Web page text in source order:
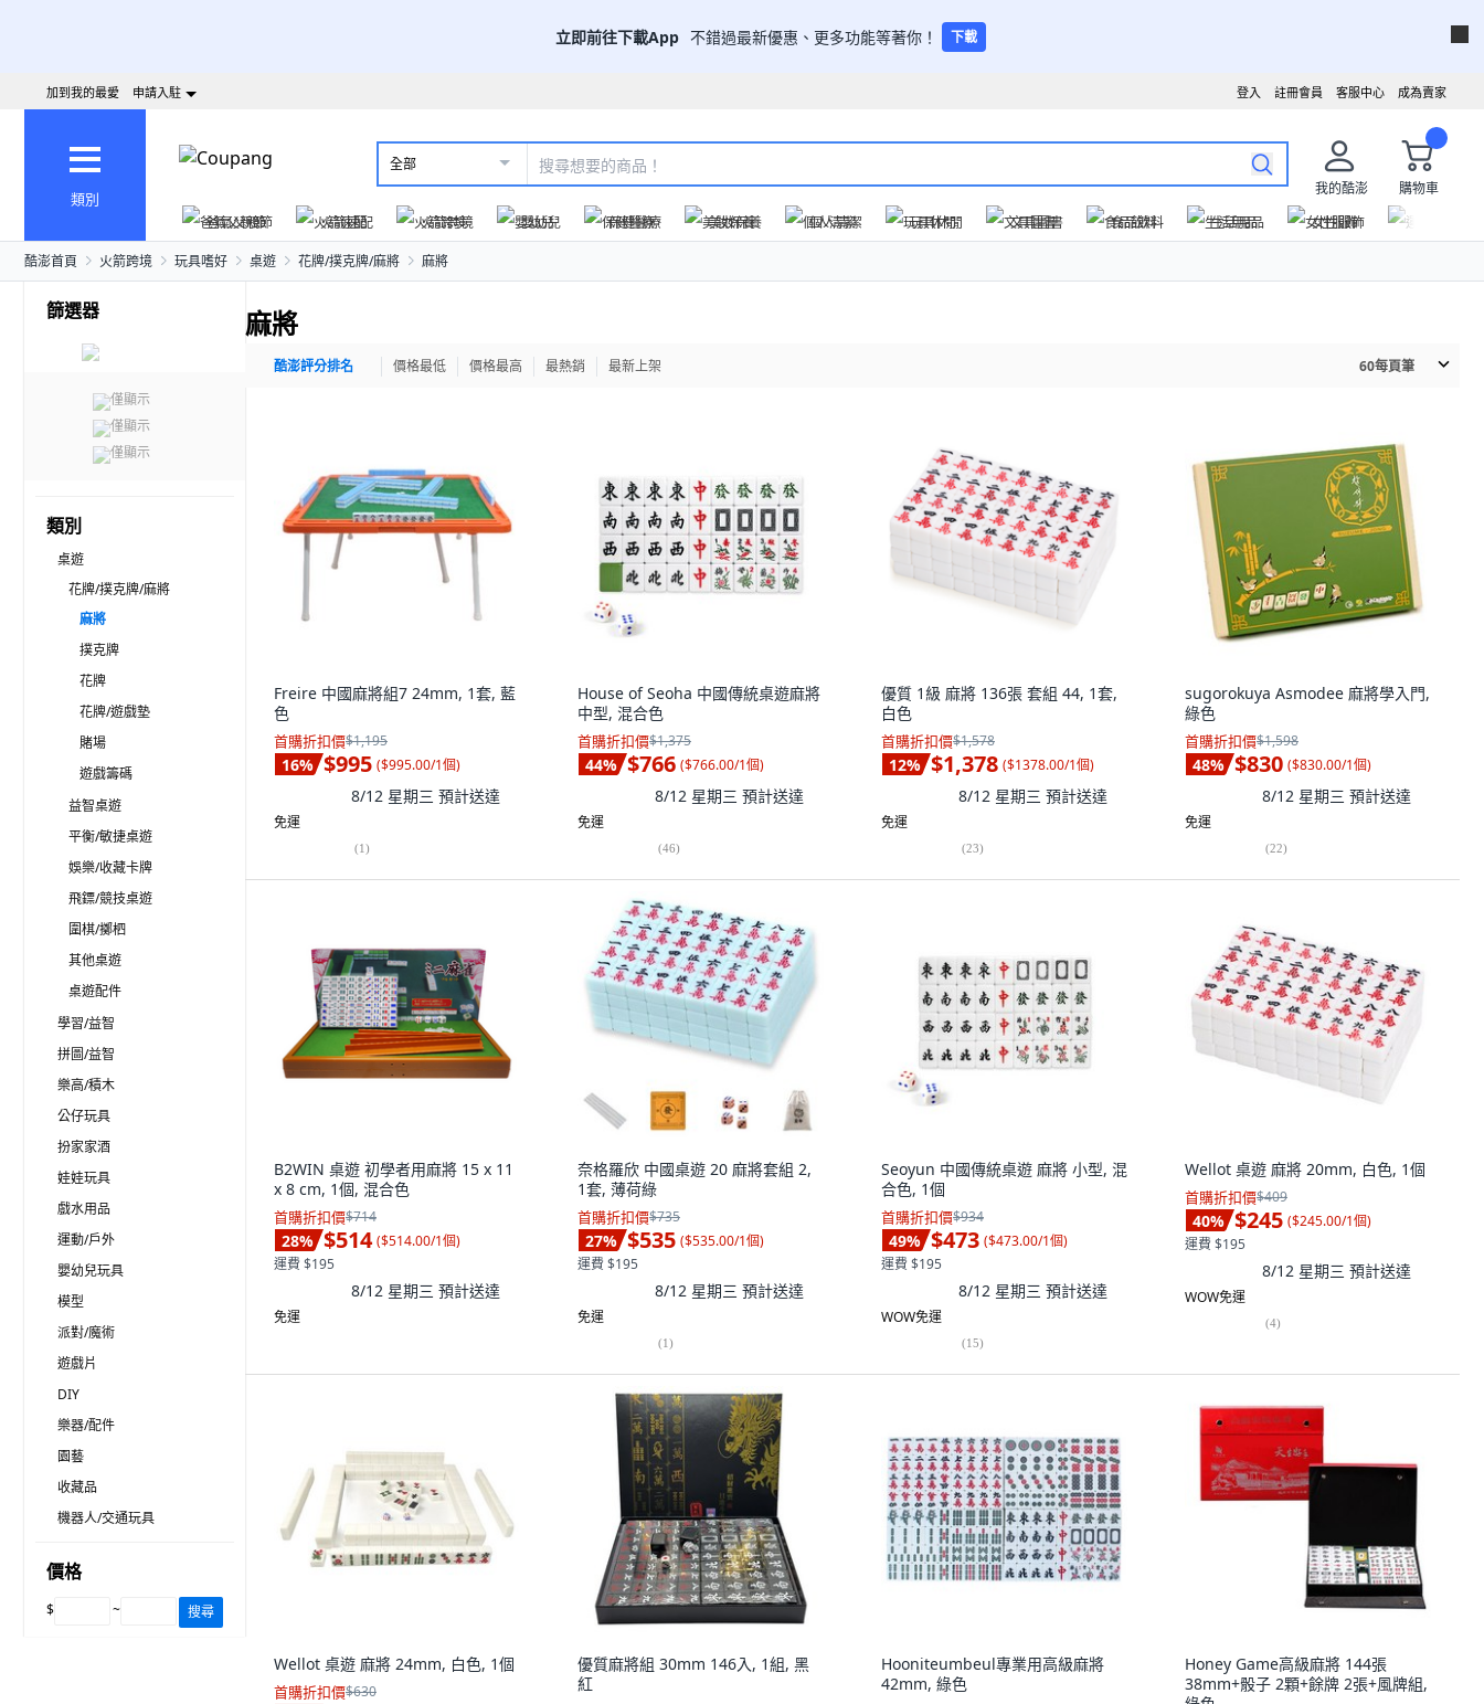
立即前往下載App 不錯過最新優惠、更多功能等著你！ 下載
成為賣家
客服中心
註冊會員
登入
加到我的最愛 申請入駐
類別
全部
我的酷澎
購物車
爸氣父親節
火箭速配 火箭跨境 嬰幼兒 保健醫療 美妝保養 個人清潔 玩具休閒 文具圖書 食品飲料 生活用品 女性服飾
酷澎首頁 火箭跨境 玩具嗜好 桌遊 花牌/撲克牌/麻將 麻將
篩選器
僅顯示
僅顯示
僅顯示
類別
桌遊
花牌/撲克牌/麻將
麻將
撲克牌
花牌
花牌/遊戲墊
賭場
遊戲籌碼
益智桌遊
平衡/敏捷桌遊
娛樂/收藏卡牌
飛鏢/競技桌遊
圍棋/擲柶
其他桌遊
桌遊配件
學習/益智
拼圖/益智
樂高/積木
公仔玩具
扮家家酒
娃娃玩具
戲水用品
運動/戶外
嬰幼兒玩具
模型
派對/魔術
遊戲片
DIY
樂器/配件
園藝
收藏品
機器人/交通玩具
價格
$ ~ 搜尋
麻將
酷澎評分排名 價格最低 價格最高 最熱銷 最新上架 60每頁筆
Freire 中國麻將組7 24mm, 1套, 藍
色
首購折扣價$1,195
16% $995 ($995.00/1個)
8/12 星期三 預計送達
免運
(1)
House of Seoha 中國傳統桌遊麻將
中型, 混合色
首購折扣價$1,375
44% $766 ($766.00/1個)
8/12 星期三 預計送達
免運
(46)
優質 1級 麻將 136張 套組 44, 1套,
白色
首購折扣價$1,578
12% $1,378 ($1378.00/1個)
8/12 星期三 預計送達
免運
(23)
sugorokuya Asmodee 麻將學入門,
綠色
首購折扣價$1,598
48% $830 ($830.00/1個)
8/12 星期三 預計送達
免運
(22)
B2WIN 桌遊 初學者用麻將 15 x 11
x 8 cm, 1個, 混合色
首購折扣價$714
28% $514 ($514.00/1個)
運費 $195
8/12 星期三 預計送達
免運
奈格羅欣 中國桌遊 20 麻將套組 2,
1套, 薄荷綠
首購折扣價$735
27% $535 ($535.00/1個)
運費 $195
8/12 星期三 預計送達
免運
(1)
Seoyun 中國傳統桌遊 麻將 小型, 混
合色, 1個
首購折扣價$934
49% $473 ($473.00/1個)
運費 $195
8/12 星期三 預計送達
WOW免運
(15)
Wellot 桌遊 麻將 20mm, 白色, 1個
首購折扣價$409
40% $245 ($245.00/1個)
運費 $195
8/12 星期三 預計送達
WOW免運
(4)
Wellot 桌遊 麻將 24mm, 白色, 1個
首購折扣價$630
優質麻將組 30mm 146入, 1組, 黑
紅
Hooniteumbeul專業用高級麻將
42mm, 綠色
Honey Game高級麻將 144張
38mm+骰子 2顆+餘牌 2張+風牌組,